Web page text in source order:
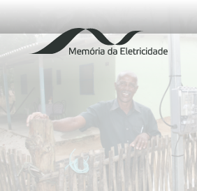
A formação da
indústria de energia
elétrica no Brasil